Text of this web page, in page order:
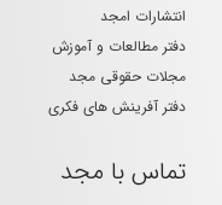
انتشارات امجد
دفتر مطالعات و آموزش
مجلات حقوقی مجد
دفتر آفرینش های فکری
تماس با مجد